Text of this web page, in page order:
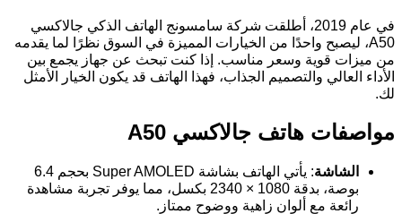
في عام 2019، أطلقت شركة سامسونج الهاتف الذكي جالاكسي
A50، ليصبح واحدًا من الخيارات المميزة في السوق نظرًا لما يقدمه
من ميزات قوية وسعر مناسب. إذا كنت تبحث عن جهاز يجمع بين
الأداء العالي والتصميم الجذاب، فهذا الهاتف قد يكون الخيار الأمثل
لك.
مواصفات هاتف جالاكسي A50
الشاشة
: يأتي الهاتف بشاشة Super AMOLED بحجم 6.4
بوصة، بدقة 1080 × 2340 بكسل، مما يوفر تجربة مشاهدة
رائعة مع ألوان زاهية ووضوح ممتاز.